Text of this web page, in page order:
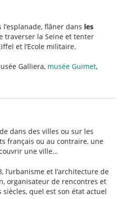
flâner dans les
traverser la Seine et tenter
et l’Ecole militaire.
Galliera, musée Guimet,
dans des villes ou sur les
français ou au contraire, une
une ville…
l’urbanisme et l’architecture de
organisateur de rencontres et
quel est son état actuel